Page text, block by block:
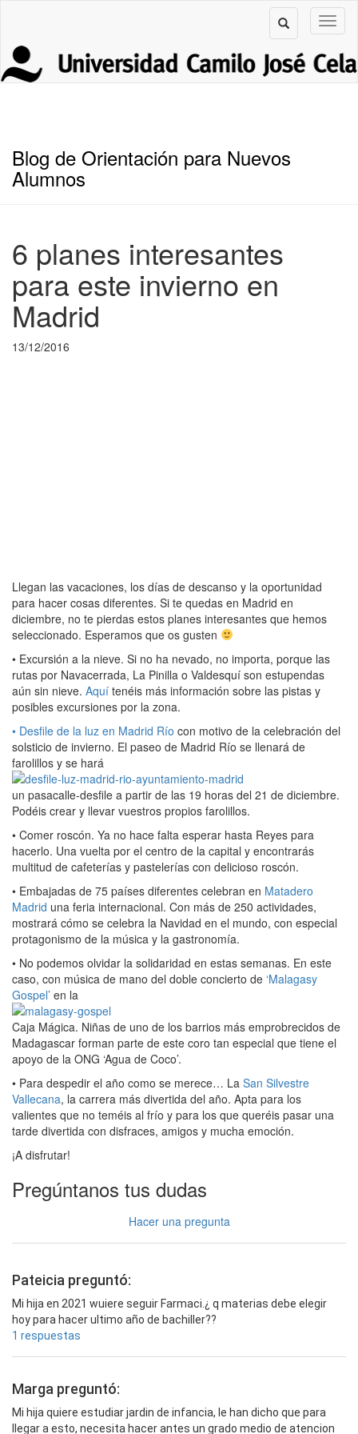
Blog de Orientación para Nuevos
Alumnos
6 planes interesantes
para este invierno en
Madrid
13/12/2016
Llegan las vacaciones, los días de descanso y la oportunidad
para hacer cosas diferentes. Si te quedas en Madrid en
diciembre, no te pierdas estos planes interesantes que hemos
seleccionado. Esperamos que os gusten
• Excursión a la nieve. Si no ha nevado, no importa, porque las
rutas por Navacerrada, La Pinilla o Valdesquí son estupendas
aún sin nieve. Aquí tenéis más información sobre las pistas y
posibles excursiones por la zona.
• Desfile de la luz en Madrid Río con motivo de la celebración del
solsticio de invierno. El paseo de Madrid Río se llenará de
farolillos y se hará
un pasacalle-desfile a partir de las 19 horas del 21 de diciembre.
Podéis crear y llevar vuestros propios farolillos.
• Comer roscón. Ya no hace falta esperar hasta Reyes para
hacerlo. Una vuelta por el centro de la capital y encontrarás
multitud de cafeterías y pastelerías con delicioso roscón.
• Embajadas de 75 países diferentes celebran en Matadero
Madrid una feria internacional. Con más de 250 actividades,
mostrará cómo se celebra la Navidad en el mundo, con especial
protagonismo de la música y la gastronomía.
• No podemos olvidar la solidaridad en estas semanas. En este
caso, con música de mano del doble concierto de ‘Malagasy
Gospel’ en la
Caja Mágica. Niñas de uno de los barrios más emprobrecidos de
Madagascar forman parte de este coro tan especial que tiene el
apoyo de la ONG ‘Agua de Coco’.
• Para despedir el año como se merece… La San Silvestre
Vallecana, la carrera más divertida del año. Apta para los
valientes que no teméis al frío y para los que queréis pasar una
tarde divertida con disfraces, amigos y mucha emoción.
¡A disfrutar!
Pregúntanos tus dudas
Hacer una pregunta
Pateicia preguntó:
Mi hija en 2021 wuiere seguir Farmaci.¿ q materias debe elegir
hoy para hacer ultimo año de bachiller??
1 respuestas
Marga preguntó:
Mi hija quiere estudiar jardin de infancia, le han dicho que para
llegar a esto, necesita hacer antes un grado medio de atencion